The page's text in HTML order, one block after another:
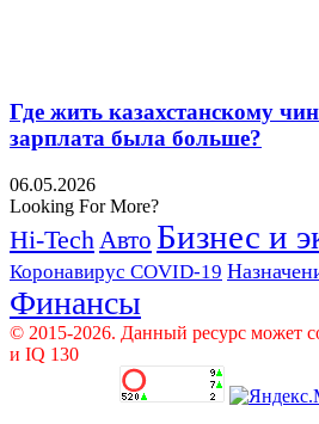
Где жить казахстанскому
зарплата была больше?
06.05.2026
Looking For More?
Hi-Tech Авто Бизнес и
Коронавирус COVID-19
Финансы
© 2015-2026. Данный ресурс может
и IQ 130